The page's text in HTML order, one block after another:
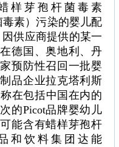
样芽孢杆菌毒素
毒素）污染的婴儿配
供应商提供的某一
德国、奥地利、丹
预防性召回一批婴
品企业拉克塔利斯
在包括中国在内的
的Picot品牌婴幼儿
能含有蜡样芽孢杆
和饮料集团达能